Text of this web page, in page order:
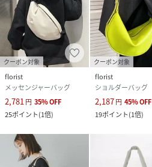
クーポン対象
florist
メッセンジャーバッグ
2,781円 35%OFF
25ポイント(1倍)
クーポン対象
florist
ショルダーバッグ
2,187円 45%OFF
19ポイント(1倍)